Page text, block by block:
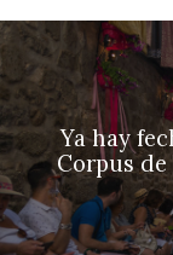
Ya hay
Corpus